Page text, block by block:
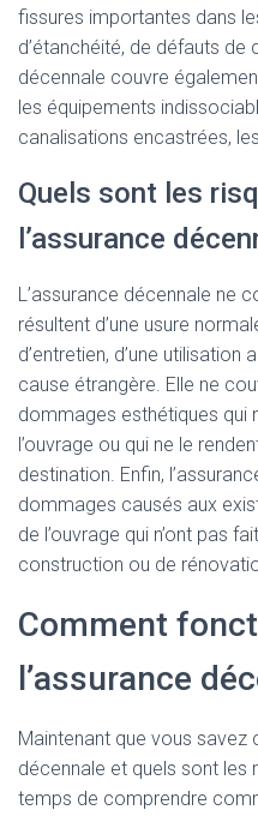
fissures importantes dans
d’étanchéité, de défauts de
décennale couvre
les équipements
canalisations encastrées,
Quels sont les
l’assurance
L’assurance décennale ne
résultent d’une usure
d’entretien, d’une utilisation
cause étrangère. Elle ne
dommages esthétiques qui
l’ouvrage ou qui ne le
destination. Enfin,
dommages causés aux
de l’ouvrage qui n’ont pas
construction ou de
Comment
l’assurance
Maintenant que vous savez
décennale et quels sont les
temps de comprendre